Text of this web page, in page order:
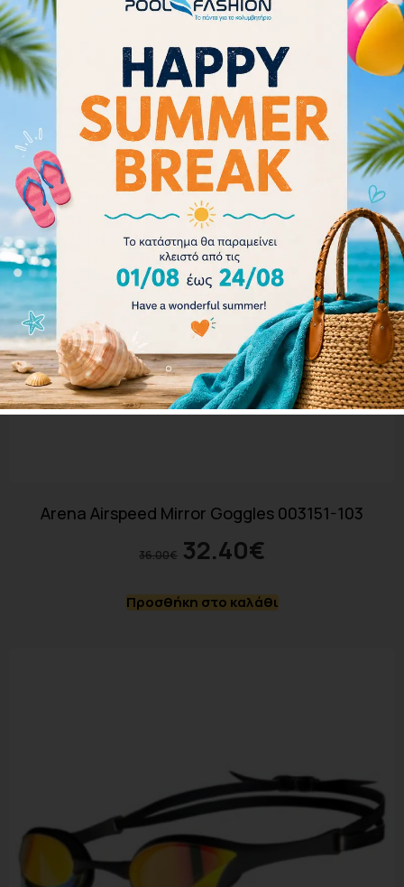
Προσθήκη στο καλάθι
- 17%
Arena Airspeed Mirror Goggles 003151-103
36.00€ 32.40€
Προσθήκη στο καλάθι